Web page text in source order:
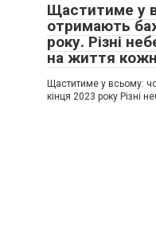
Щаститиме у
отримають
року. Різні
на життя
Щаститиме у всьому:
кінця 2023 року Різні